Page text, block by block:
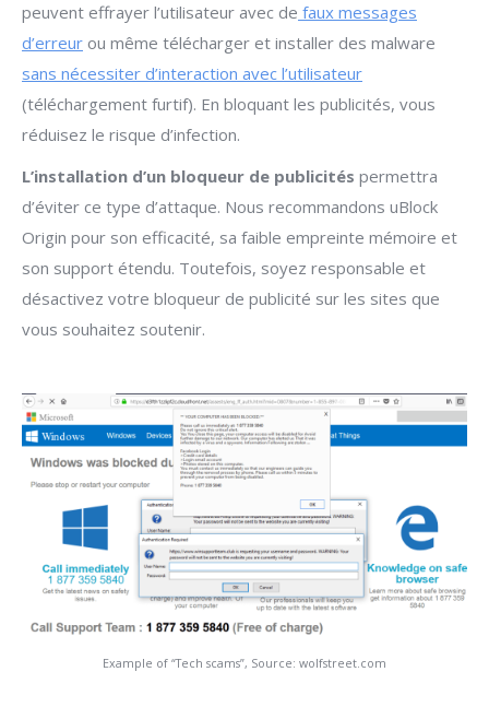
peuvent effrayer l’utilisateur avec de faux messages
d’erreur ou même télécharger et installer des malware
sans nécessiter d’interaction avec l’utilisateur
(téléchargement furtif). En bloquant les publicités, vous
réduisez le risque d’infection.
L’installation d’un bloqueur de publicités permettra
d’éviter ce type d’attaque. Nous recommandons uBlock
Origin pour son efficacité, sa faible empreinte mémoire et
son support étendu. Toutefois, soyez responsable et
désactivez votre bloqueur de publicité sur les sites que
vous souhaitez soutenir.
Example of “Tech scams”, Source: wolfstreet.com